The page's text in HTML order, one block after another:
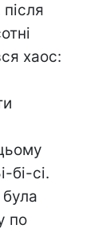
хаос:
бі-сі.
по